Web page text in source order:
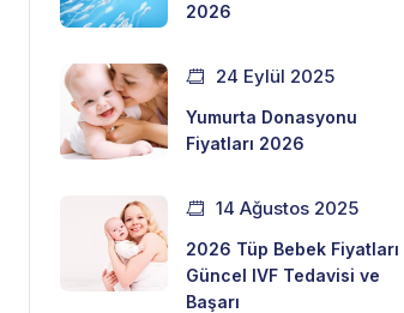
2026
24 Eylül 2025
Yumurta Donasyonu
Fiyatları 2026
14 Ağustos 2025
2026 Tüp Bebek Fiyatları |
Güncel IVF Tedavisi ve
Başarı